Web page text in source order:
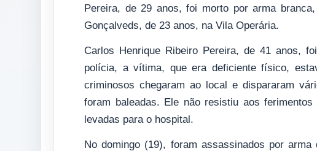
Pereira, de 29 anos, foi morto por arma
Gonçalveds, de 23 anos, na Vila Operária.
Carlos Henrique Ribeiro Pereira, de 41 anos,
polícia, a vítima, que era deficiente físico,
criminosos chegaram ao local e dispararam
foram baleadas. Ele não resistiu aos
levadas para o hospital.
No domingo (19), foram assassinados por